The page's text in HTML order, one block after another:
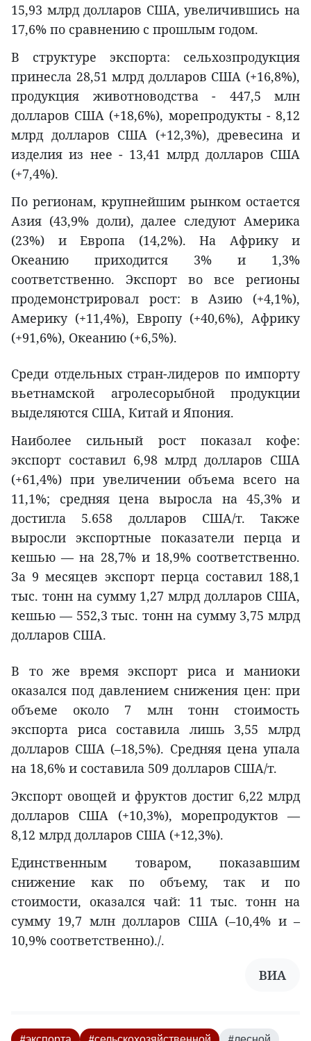
15,93 млрд долларов США, увеличившись на
17,6% по сравнению с прошлым годом.
В структуре экспорта: сельхозпродукция
принесла 28,51 млрд долларов США (+16,8%),
продукция животноводства - 447,5 млн
долларов США (+18,6%), морепродукты - 8,12
млрд долларов США (+12,3%), древесина и
изделия из нее - 13,41 млрд долларов США
(+7,4%).
По регионам, крупнейшим рынком остается
Азия (43,9% доли), далее следуют Америка
(23%) и Европа (14,2%). На Африку и
Океанию приходится 3% и 1,3%
соответственно. Экспорт во все регионы
продемонстрировал рост: в Азию (+4,1%),
Америку (+11,4%), Европу (+40,6%), Африку
(+91,6%), Океанию (+6,5%).
Среди отдельных стран-лидеров по импорту
вьетнамской агролесорыбной продукции
выделяются США, Китай и Япония.
Наиболее сильный рост показал кофе:
экспорт составил 6,98 млрд долларов США
(+61,4%) при увеличении объема всего на
11,1%; средняя цена выросла на 45,3% и
достигла 5.658 долларов США/т. Также
выросли экспортные показатели перца и
кешью — на 28,7% и 18,9% соответственно.
За 9 месяцев экспорт перца составил 188,1
тыс. тонн на сумму 1,27 млрд долларов США,
кешью — 552,3 тыс. тонн на сумму 3,75 млрд
долларов США.
В то же время экспорт риса и маниоки
оказался под давлением снижения цен: при
объеме около 7 млн тонн стоимость
экспорта риса составила лишь 3,55 млрд
долларов США (–18,5%). Средняя цена упала
на 18,6% и составила 509 долларов США/т.
Экспорт овощей и фруктов достиг 6,22 млрд
долларов США (+10,3%), морепродуктов —
8,12 млрд долларов США (+12,3%).
Единственным товаром, показавшим
снижение как по объему, так и по
стоимости, оказался чай: 11 тыс. тонн на
сумму 19,7 млн долларов США (–10,4% и –
10,9% соответственно)./.
ВИА